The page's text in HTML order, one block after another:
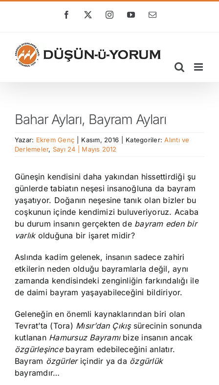
Facebook
X InstagramYouTube
E-
Bahar Ayları, Bayram Ayları
Yazar: Ekrem Genç Kasım, 2016 Kategoriler:Alıntı ve
Derlemeler, Sayı 24 | Mayıs 2012
Güneşin kendisini daha yakından hissettirdiği şu
günlerde tabiatın neşesi insanoğluna da bayram
yaşatıyor. Doğanın neşesine tanık olan bizler bu
coşkunun içinde kendimizi buluveriyoruz. Acaba
bu durum insanın gerçekten de bayram eden bir
varlıkolduğuna bir işaret midir?
Aslında kadim gelenek, insanın sadece zahiri
etkilerin neden olduğu bayramlarla değil, aynı
zamanda kendisindeki zenginliğin farkındalığı ile
de daimi bayram yaşayabileceğini bildiriyor.
Geleneğin en önemli kaynaklarından biri olan
Tevrat’ta (Tora) Mısır’dan Çıkışsürecinin sonunda
kutlanan Hamursuz Bayramıbize insanın ancak
özgürleşincebayram edebileceğini anlatır.
Bayram özgürleriçindir ya da özgürlük
bayramdır…